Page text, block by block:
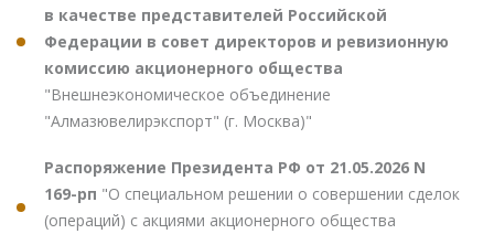
в качестве представителей Российской
Федерации в совет директоров и ревизионную
комиссию акционерного общества
"Внешнеэкономическое объединение
"Алмазювелирэкспорт" (г. Москва)"
Распоряжение Президента РФ от 21.05.2026 N
169-рп "О специальном решении о совершении сделок
(операций) с акциями акционерного общества